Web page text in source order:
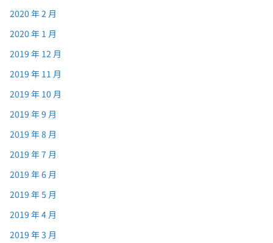
2020 年 2 月
2020 年 1 月
2019 年 12 月
2019 年 11 月
2019 年 10 月
2019 年 9 月
2019 年 8 月
2019 年 7 月
2019 年 6 月
2019 年 5 月
2019 年 4 月
2019 年 3 月